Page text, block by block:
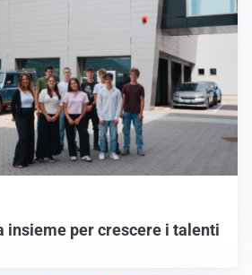
insieme per crescere i talenti